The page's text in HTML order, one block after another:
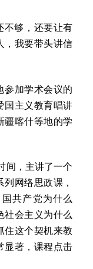
不够，还要让有
，我要带头讲信
参加学术会议的
国主义教育唱讲
疆喀什等地的学
间，主讲了一个
列网络思政课，
共产党为什么
社会主义为什么
住这个契机来教
显著，课程点击